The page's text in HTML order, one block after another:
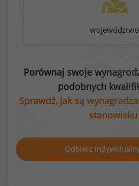
województwo
Porównaj swoje
podobnych
Sprawdź, jak są
stanowisku.
Odbierz